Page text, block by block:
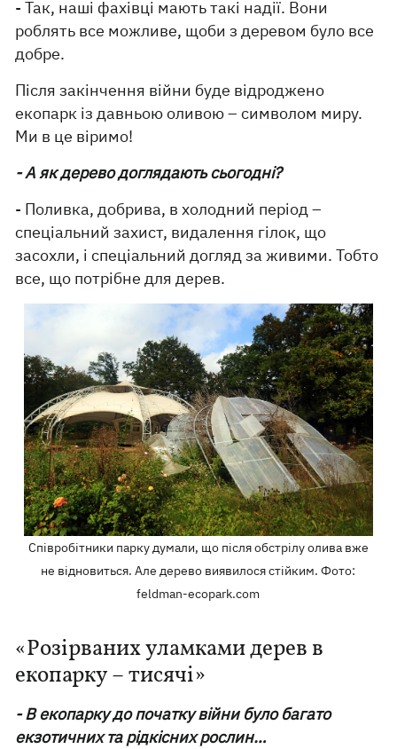
- Так, наші фахівці мають такі надії. Вони
роблять все можливе, щоби з деревом було все
добре.
Після закінчення війни буде відроджено
екопарк із давньою оливою – символом миру.
Ми в це віримо!
- А як дерево доглядають сьогодні?
- Поливка, добрива, в холодний період –
спеціальний захист, видалення гілок, що
засохли, і спеціальний догляд за живими. Тобто
все, що потрібне для дерев.
Співробітники парку думали, що після обстрілу олива вже
не відновиться. Але дерево виявилося стійким. Фото:
feldman-ecopark.com
«Розірваних уламками дерев в
екопарку – тисячі»
- В екопарку до початку війни було багато
екзотичних та рідкісних рослин…